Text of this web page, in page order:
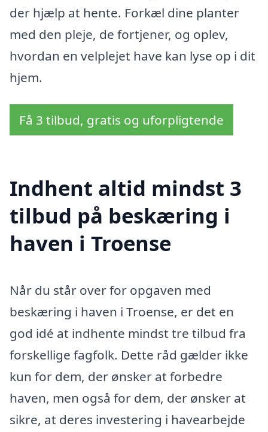
der hjælp at hente. Forkæl dine planter
med den pleje, de fortjener, og oplev,
hvordan en velplejet have kan lyse op i dit
hjem.
Få 3 tilbud, gratis og uforpligtende
Indhent altid mindst 3
tilbud på beskæring i
haven i Troense
Når du står over for opgaven med
beskæring i haven i Troense, er det en
god idé at indhente mindst tre tilbud fra
forskellige fagfolk. Dette råd gælder ikke
kun for dem, der ønsker at forbedre
haven, men også for dem, der ønsker at
sikre, at deres investering i havearbejde